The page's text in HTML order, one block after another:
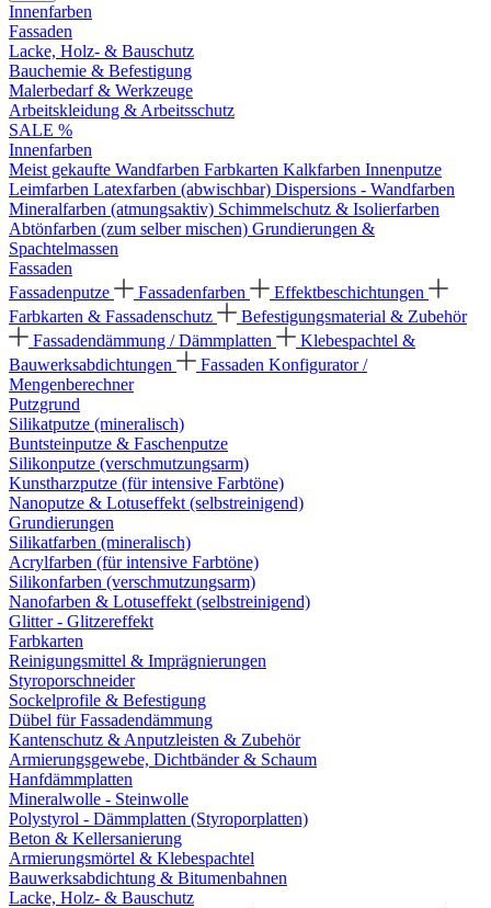
Innenfarben
Fassaden
Lacke, Holz- & Bauschutz
Bauchemie & Befestigung
Malerbedarf & Werkzeuge
Arbeitskleidung & Arbeitsschutz
SALE %
Innenfarben
Meist gekaufte Wandfarben Farbkarten Kalkfarben Innenputze
Leimfarben Latexfarben (abwischbar) Dispersions - Wandfarben
Mineralfarben (atmungsaktiv) Schimmelschutz & Isolierfarben
Abtönfarben (zum selber mischen) Grundierungen &
Spachtelmassen
Fassaden
Fassadenputze
Fassadenfarben
Effektbeschichtungen
Farbkarten & Fassadenschutz
Befestigungsmaterial & Zubehör
Fassadendämmung / Dämmplatten
Klebespachtel &
Bauwerksabdichtungen
Fassaden Konfigurator /
Mengenberechner
Putzgrund
Silikatputze (mineralisch)
Buntsteinputze & Faschenputze
Silikonputze (verschmutzungsarm)
Kunstharzputze (für intensive Farbtöne)
Nanoputze & Lotuseffekt (selbstreinigend)
Grundierungen
Silikatfarben (mineralisch)
Acrylfarben (für intensive Farbtöne)
Silikonfarben (verschmutzungsarm)
Nanofarben & Lotuseffekt (selbstreinigend)
Glitter - Glitzereffekt
Farbkarten
Reinigungsmittel & Imprägnierungen
Styroporschneider
Sockelprofile & Befestigung
Dübel für Fassadendämmung
Kantenschutz & Anputzleisten & Zubehör
Armierungsgewebe, Dichtbänder & Schaum
Hanfdämmplatten
Mineralwolle - Steinwolle
Polystyrol - Dämmplatten (Styroporplatten)
Beton & Kellersanierung
Armierungsmörtel & Klebespachtel
Bauwerksabdichtung & Bitumenbahnen
Lacke, Holz- & Bauschutz